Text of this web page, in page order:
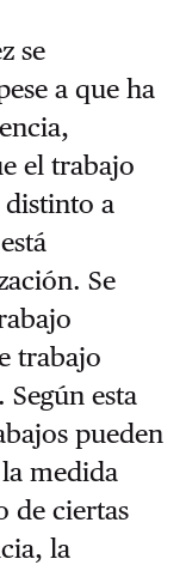
se
a que ha
el trabajo
distinto a
Se
trabajo
esta
pueden
medida
de ciertas
la